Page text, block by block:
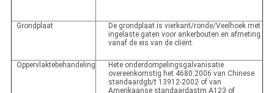
Grondplaat
De grondplaat is vierkant/ronde/Veelhoek met
ingelaste gaten voor ankerbouten en afmeting
vanaf de eis van de cliënt.
Oppervlaktebehandeling
Hete onderdompelingsgalvanisatie
overeenkomstig het 4680:2006 van Chinese
standaardgb/t 13912-2002 of van
Amerikaanse standaardastm A123 of